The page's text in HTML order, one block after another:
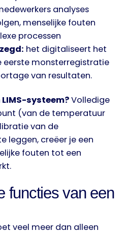
analyses
menselijke fouten
processen
het digitaliseert het
eerste monsterregistratie
van resultaten.
systeem?Volledige
(van de temperatuur
van de
leggen, creëer je een
fouten tot een
functies van een
veel meer dan alleen